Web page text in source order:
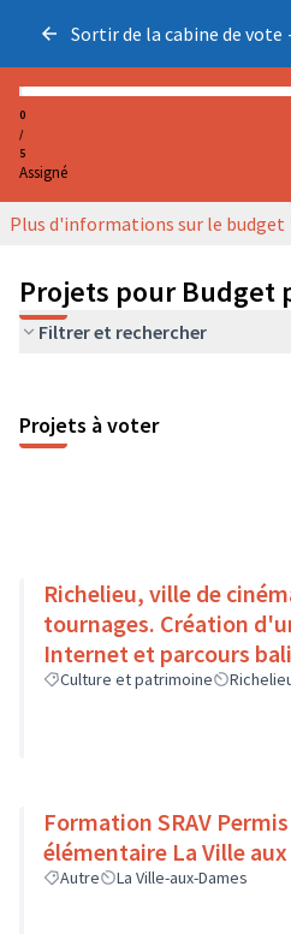
Sortir de la cabine de vote
0
/
5
Assigné
Plus d'informations sur le budget
Projets pour Budget
Filtrer et rechercher
Projets à voter
Richelieu, ville de
tournages. Création
Internet et parcours
Culture et patrimoine
Formation SRAV
élémentaire La Ville aux
Autre La Ville-aux-Dames